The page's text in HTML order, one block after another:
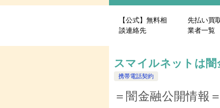
【公式】無料相
談連絡先
先払い買
業者一覧
スマイルネットは闇
携帯電話契約
＝闇金融公開情報＝